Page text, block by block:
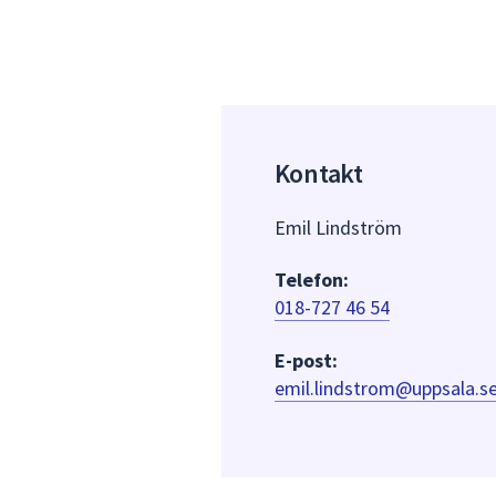
Kontakt
Emil Lindström
Telefon:
018-727 46 54
E-post: